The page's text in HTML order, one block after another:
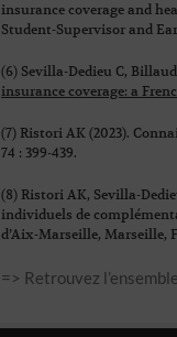
insurance coverage and
Student-Supervisor and
(6) Sevilla-Dedieu C,
insurance coverage: a
(7) Ristori AK (2023).
74 : 399-439.
(8) Ristori AK, Sevilla-
individuels de
d’Aix-Marseille, Marseille,
=> Retrouvez